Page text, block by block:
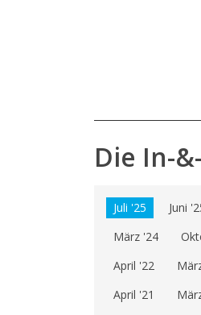
Die In-
Juli '25 Juni
März '24
April '22
April '21